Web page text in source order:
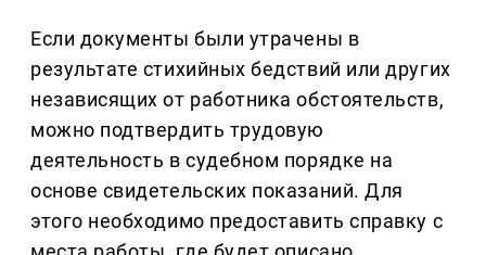
Если документы были утрачены в
результате стихийных бедствий или других
независящих от работника обстоятельств,
можно подтвердить трудовую
деятельность в судебном порядке на
основе свидетельских показаний. Для
этого необходимо предоставить справку с